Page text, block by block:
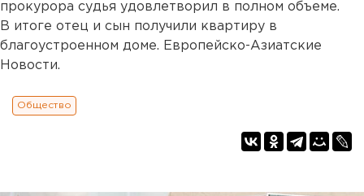
прокурора судья удовлетворил в полном объеме.
В итоге отец и сын получили квартиру в
благоустроенном доме. Европейско-Азиатские
Новости.
Общество